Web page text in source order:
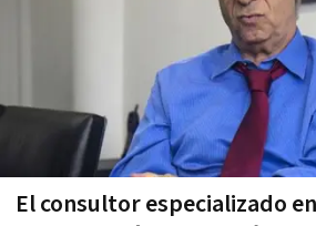
El consultor especializado